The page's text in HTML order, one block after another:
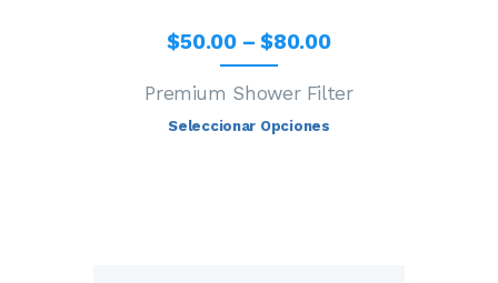
$50.00 – $80.00
Premium Shower Filter
Seleccionar Opciones